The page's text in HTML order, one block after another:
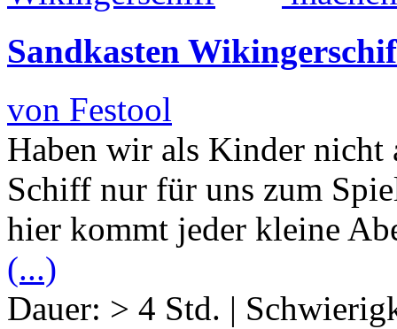
Sandkasten
von Festool
Haben wir als Kinder nicht
Schiff nur für uns zum
hier kommt jeder kleine
(...)
Dauer: > 4 Std. |